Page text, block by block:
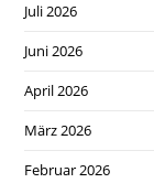
Juli 2026
Juni 2026
April 2026
März 2026
Februar 2026